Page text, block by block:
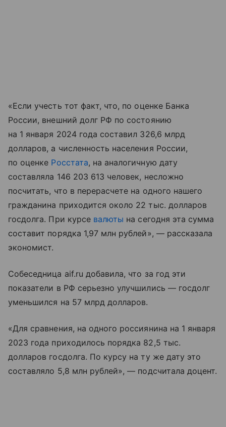
«Если учесть тот факт, что, по оценке Банка
России, внешний долг РФ по состоянию
на 1 января 2024 года составил 326,6 млрд
долларов, а численность населения России,
по оценке Росстата, на аналогичную дату
составляла 146 203 613 человек, несложно
посчитать, что в перерасчете на одного нашего
гражданина приходится около 22 тыс. долларов
госдолга. При курсе валюты на сегодня эта сумма
составит порядка 1,97 млн рублей», — рассказала
экономист.
Собеседница aif.ru добавила, что за год эти
показатели в РФ серьезно улучшились — госдолг
уменьшился на 57 млрд долларов.
«Для сравнения, на одного россиянина на 1 января
2023 года приходилось порядка 82,5 тыс.
долларов госдолга. По курсу на ту же дату это
составляло 5,8 млн рублей», — подсчитала доцент.